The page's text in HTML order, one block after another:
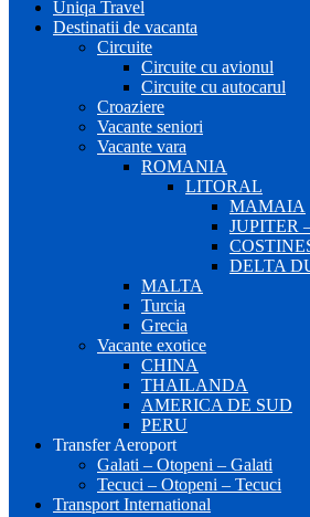
Uniqa Travel
Destinatii de vacanta
Circuite
Circuite cu avionul
Circuite cu autocarul
Croaziere
Vacante seniori
Vacante vara
ROMANIA
LITORAL
MAMAIA
JUPITER
DELTA
MALTA
Turcia
Grecia
Vacante exotice
CHINA
THAILANDA
AMERICA DE SUD
PERU
Transfer Aeroport
Galati – Otopeni – Galati
Tecuci – Otopeni – Tecuci
Transport International